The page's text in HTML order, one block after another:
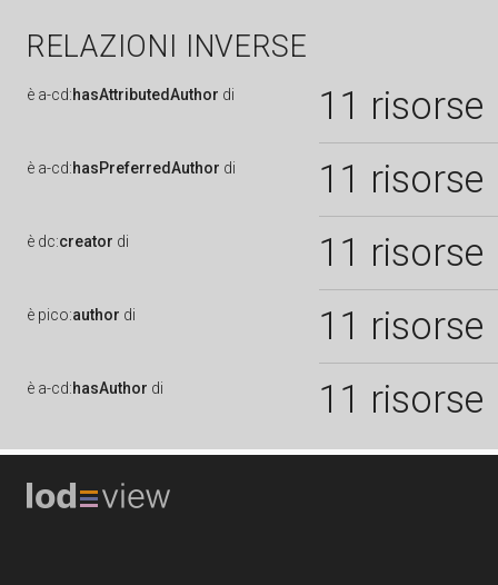
RELAZIONI INVERSE
è a-cd:hasAttributedAuthor di 11 risorse
è a-cd:hasPreferredAuthor di 11 risorse
è dc:creator di 11 risorse
è pico:author di 11 risorse
è a-cd:hasAuthor di 11 risorse